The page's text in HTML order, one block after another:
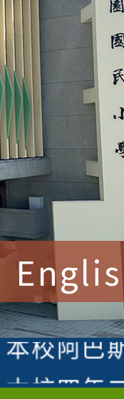
本校參加
綺君教師
本校阿巴
加桃園市
本校四年